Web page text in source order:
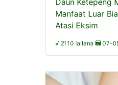
Daun Ketepeng
Manfaat Luar
Atasi Eksim
√ 2110 lailana 07-